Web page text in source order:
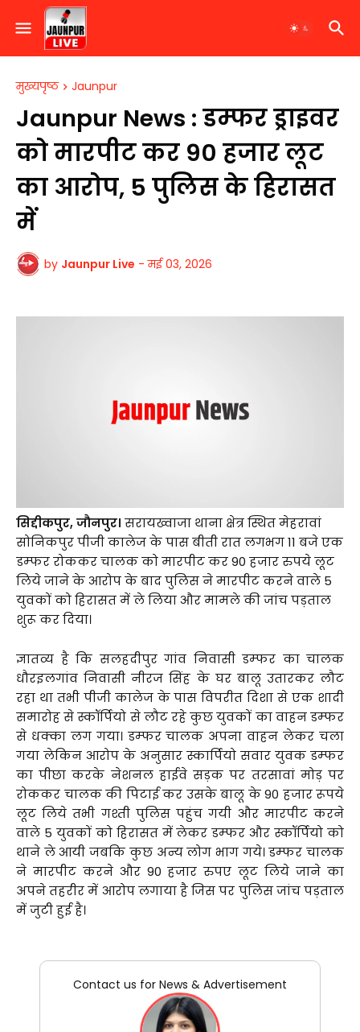
मुख्यपृष्ठ Jaunpur
Jaunpur News : डम्फर ड्राइवर
को मारपीट कर 90 हजार लूट
का आरोप, 5 पुलिस के हिरासत
में
by Jaunpur Live - मई 03, 2026
सिद्दीकपुर, जौनपुर। सरायख्वाजा थाना क्षेत्र स्थित मेहरावां
सोनिकपुर पीजी कालेज के पास बीती रात लगभग 11 बजे एक
डम्फर रोककर चालक को मारपीट कर 90 हजार रुपये लूट
लिये जाने के आरोप के बाद पुलिस ने मारपीट करने वाले 5
युवकों को हिरासत में ले लिया और मामले की जांच पड़ताल
शुरू कर दिया।
ज्ञातव्य है कि सलहदीपुर गांव निवासी डम्फर का चालक
धौरइलगांव निवासी नीरज सिंह के घर बालू उतारकर लौट
रहा था तभी पीजी कालेज के पास विपरीत दिशा से एक शादी
समारोह से स्कॉर्पियो से लौट रहे कुछ युवकों का वाहन डम्फर
से धक्का लग गया। डम्फर चालक अपना वाहन लेकर चला
गया लेकिन आरोप के अनुसार स्कार्पियो सवार युवक डम्फर
का पीछा करके नेशनल हाईवे सड़क पर तरसावां मोड़ पर
रोककर चालक की पिटाई कर उसके बालू के 90 हजार रूपये
लूट लिये तभी गश्ती पुलिस पहुंच गयी और मारपीट करने
वाले 5 युवकों को हिरासत में लेकर डम्फर और स्कॉर्पियो को
थाने ले आयी जबकि कुछ अन्य लोग भाग गये। डम्फर चालक
ने मारपीट करने और 90 हजार रुपए लूट लिये जाने का
अपने तहरीर में आरोप लगाया है जिस पर पुलिस जांच पड़ताल
में जुटी हुई है।
Contact us for News & Advertisement